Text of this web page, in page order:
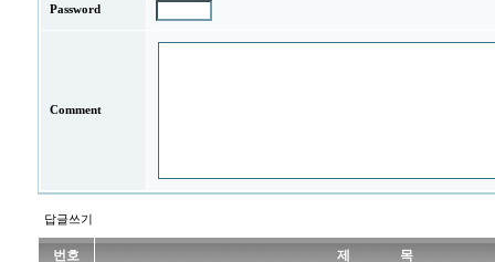
Password
Comment
답글쓰기
번호 제 목